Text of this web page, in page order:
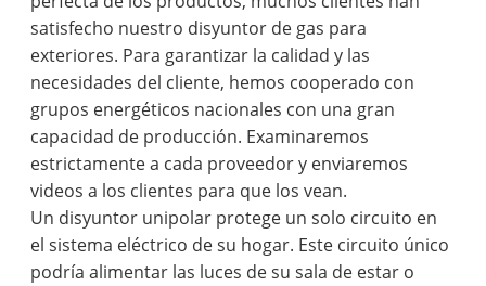
satisfecho nuestro disyuntor de gas para
exteriores. Para garantizar la calidad y las
necesidades del cliente, hemos cooperado con
grupos energéticos nacionales con una gran
capacidad de producción. Examinaremos
estrictamente a cada proveedor y enviaremos
videos a los clientes para que los vean.
Un disyuntor unipolar protege un solo circuito en
el sistema eléctrico de su hogar. Este circuito único
podría alimentar las luces de su sala de estar o